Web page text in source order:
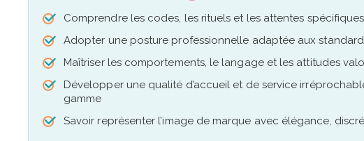
Comprendre les codes, les rituels et les attentes
Adopter une posture professionnelle adaptée aux
Maîtriser les comportements, le langage et les attitudes
Développer une qualité d’accueil et de service
gamme
Savoir représenter l’image de marque avec élégance,